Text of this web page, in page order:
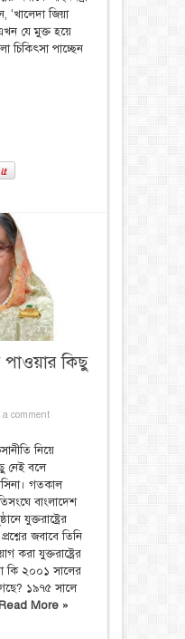
জিয়া
যে মুক্ত হয়ে
চিকিৎসা পাচ্ছেন
পাওয়ার কিছু
a comment
নিয়ে
নেই বলে
গতকাল
বাংলাদেশ
যুক্তরাষ্ট্রের
জবাবে তিনি
করা যুক্তরাষ্ট্রের
কি ২০০১ সালের
১৯৭৫ সালে
More »